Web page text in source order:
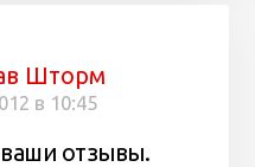
Шторм
в 10:45
отзывы.